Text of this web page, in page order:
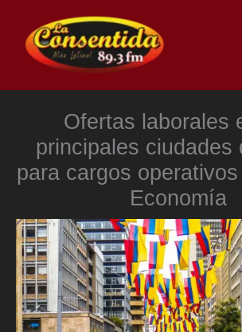
contenido
Ofertas laborales
principales ciudades
para cargos operativos
Economía